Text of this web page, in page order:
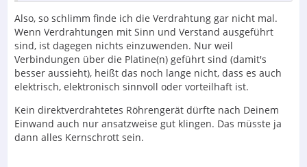
Also, so schlimm finde ich die Verdrahtung gar nicht mal.
Wenn Verdrahtungen mit Sinn und Verstand ausgeführt
sind, ist dagegen nichts einzuwenden. Nur weil
Verbindungen über die Platine(n) geführt sind (damit's
besser aussieht), heißt das noch lange nicht, dass es auch
elektrisch, elektronisch sinnvoll oder vorteilhaft ist.
Kein direktverdrahtetes Röhrengerät dürfte nach Deinem
Einwand auch nur ansatzweise gut klingen. Das müsste ja
dann alles Kernschrott sein.